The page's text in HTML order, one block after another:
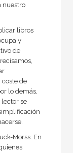
nuestro
libros
y
de
de
lo demás,
se
Morss. En